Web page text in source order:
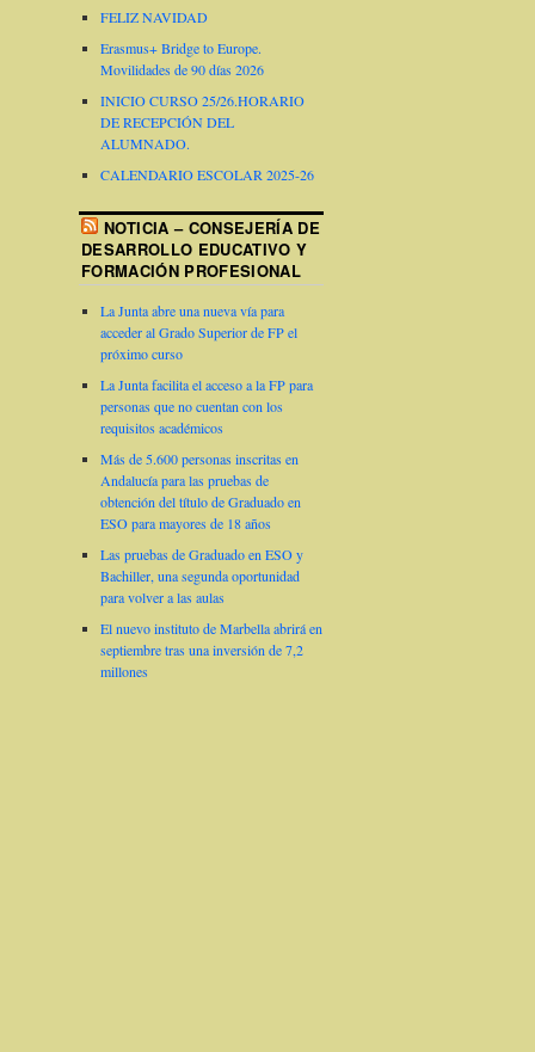
FELIZ NAVIDAD
Erasmus+ Bridge to Europe.
Movilidades de 90 días 2026
INICIO CURSO 25/26.HORARIO
DE RECEPCIÓN DEL
ALUMNADO.
CALENDARIO ESCOLAR 2025-26
NOTICIA – CONSEJERÍA DE
DESARROLLO EDUCATIVO Y
FORMACIÓN PROFESIONAL
La Junta abre una nueva vía para
acceder al Grado Superior de FP el
próximo curso
La Junta facilita el acceso a la FP para
personas que no cuentan con los
requisitos académicos
Más de 5.600 personas inscritas en
Andalucía para las pruebas de
obtención del título de Graduado en
ESO para mayores de 18 años
Las pruebas de Graduado en ESO y
Bachiller, una segunda oportunidad
para volver a las aulas
El nuevo instituto de Marbella abrirá en
septiembre tras una inversión de 7,2
millones